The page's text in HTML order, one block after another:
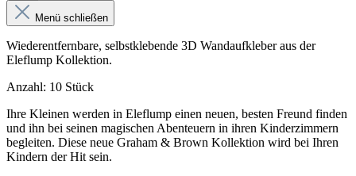
Menü schließen
Wiederentfernbare, selbstklebende 3D Wandaufkleber aus der
Eleflump Kollektion.
Anzahl: 10 Stück
Ihre Kleinen werden in Eleflump einen neuen, besten Freund finden
und ihn bei seinen magischen Abenteuern in ihren Kinderzimmern
begleiten. Diese neue Graham & Brown Kollektion wird bei Ihren
Kindern der Hit sein.